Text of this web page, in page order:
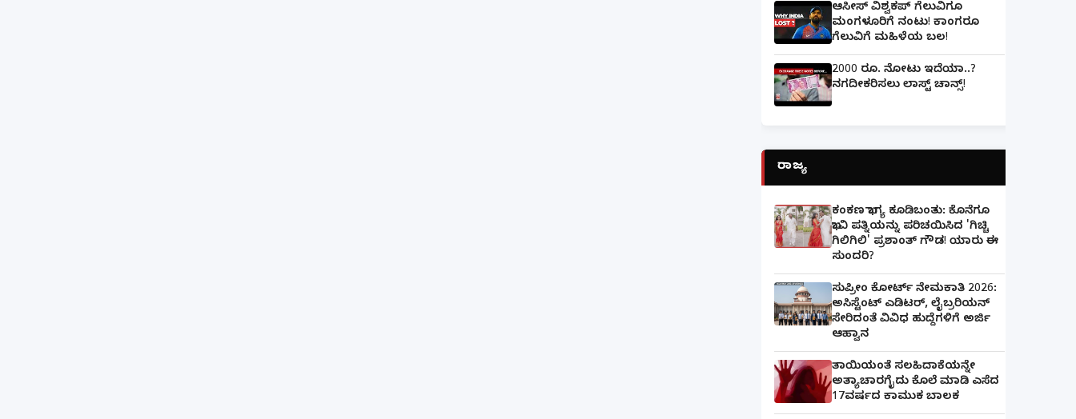
ಆಸೀಸ್ ವಿಶ್ವಕಪ್ ಗೆಲುವಿಗೂ
ಮಂಗಳೂರಿಗೆ ನಂಟು! ಕಾಂಗರೂ
ಗೆಲುವಿಗೆ ಮಹಿಳೆಯ ಬಲ!
2000 ರೂ. ನೋಟು ಇದೆಯಾ..?
ನಗದೀಕರಿಸಲು ಲಾಸ್ಟ್‌ ಚಾನ್ಸ್‌!
ರಾಜ್ಯ
ಕಂಕಣ ಭಾಗ್ಯ ಕೂಡಿಬಂತು: ಕೊನೆಗೂ
ಭಾವಿ ಪತ್ನಿಯನ್ನು ಪರಿಚಯಿಸಿದ 'ಗಿಚ್ಚಿ
ಗಿಲಿಗಿಲಿ' ಪ್ರಶಾಂತ್ ಗೌಡ! ಯಾರು ಈ
ಸುಂದರಿ?
ಸುಪ್ರೀಂ ಕೋರ್ಟ್ ನೇಮಕಾತಿ 2026:
ಅಸಿಸ್ಟೆಂಟ್ ಎಡಿಟರ್, ಲೈಬ್ರರಿಯನ್
ಸೇರಿದಂತೆ ವಿವಿಧ ಹುದ್ದೆಗಳಿಗೆ ಅರ್ಜಿ
ಆಹ್ವಾನ
ತಾಯಿಯಂತೆ ಸಲಹಿದಾಕೆಯನ್ನೇ
ಅತ್ಯಾಚಾರಗೈದು ಕೊಲೆ ಮಾಡಿ ಎಸೆದ
17ವರ್ಷದ ಕಾಮುಕ ಬಾಲಕ